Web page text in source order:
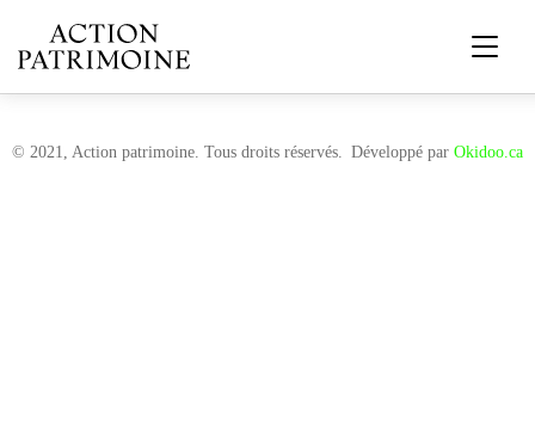
© 2021, Action patrimoine. Tous droits réservés. Développé par Okidoo.ca